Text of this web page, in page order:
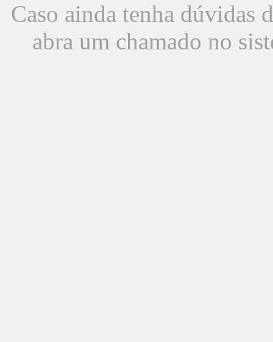
Caso ainda tenha dúvidas
abra um chamado no